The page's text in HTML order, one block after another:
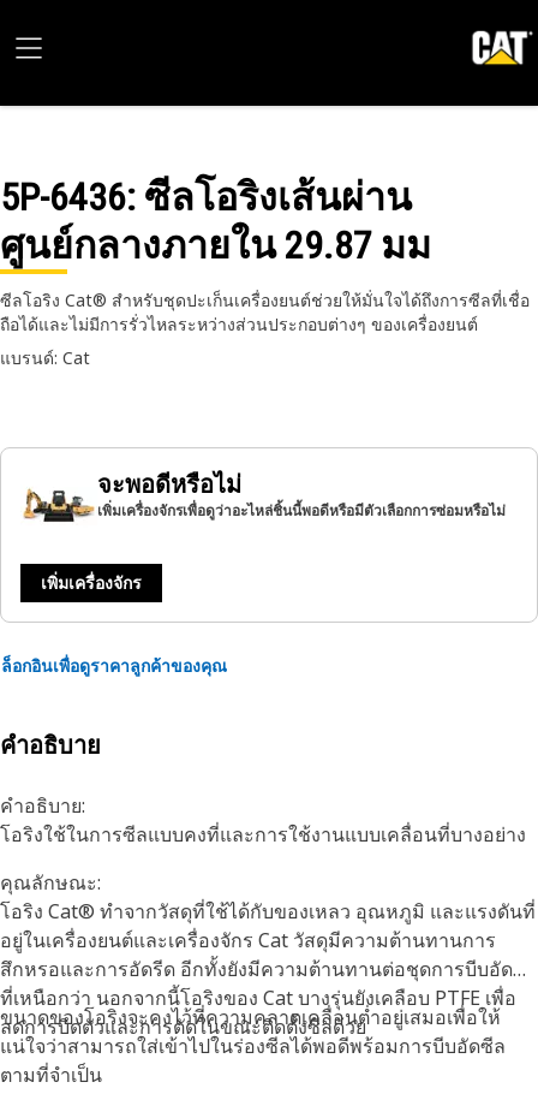
5P-6436: ซีลโอริงเส้นผ่าน
ศูนย์กลางภายใน 29.87 มม
ซีลโอริง Cat® สำหรับชุดปะเก็นเครื่องยนต์ช่วยให้มั่นใจได้ถึงการซีลที่เชื่อ
ถือได้และไม่มีการรั่วไหลระหว่างส่วนประกอบต่างๆ ของเครื่องยนต์
แบรนด์: Cat
จะพอดีหรือไม่
เพิ่มเครื่องจักรเพื่อดูว่าอะไหล่ชิ้นนี้พอดีหรือมีตัวเลือกการซ่อมหรือไม่
เพิ่มเครื่องจักร
ล็อกอินเพื่อดูราคาลูกค้าของคุณ
คำอธิบาย
คำอธิบาย:
โอริงใช้ในการซีลแบบคงที่และการใช้งานแบบเคลื่อนที่บางอย่าง
คุณลักษณะ:
โอริง Cat® ทำจากวัสดุที่ใช้ได้กับของเหลว อุณหภูมิ และแรงดันที่
อยู่ในเครื่องยนต์และเครื่องจักร Cat วัสดุมีความต้านทานการ
สึกหรอและการอัดรีด อีกทั้งยังมีความต้านทานต่อชุดการบีบอัดซีล
ที่เหนือกว่า นอกจากนี้โอริงของ Cat บางรุ่นยังเคลือบ PTFE เพื่อ
ลดการบิดตัวและการตัดในขณะติดตั้งซีลด้วย
ขนาดของโอริงจะคงไว้ที่ความคลาดเคลื่อนต่ำอยู่เสมอเพื่อให้
แน่ใจว่าสามารถใส่เข้าไปในร่องซีลได้พอดีพร้อมการบีบอัดซีล
ตามที่จำเป็น